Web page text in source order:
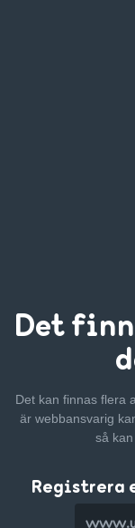
Det
Det kan finnas flera
är webbansvarig
så
Registrera